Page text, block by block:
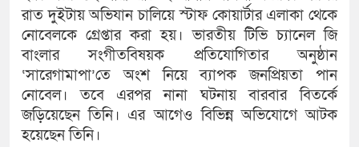
রাত দুইটায় অভিযান চালিয়ে স্টাফ কোয়ার্টার এলাকা থেকে
নোবেলকে গ্রেপ্তার করা হয়। ভারতীয় টিভি চ্যানেল জি
বাংলার সংগীতবিষয়ক প্রতিযোগিতার অনুষ্ঠান
‘সারেগামাপা’তে অংশ নিয়ে ব্যাপক জনপ্রিয়তা পান
নোবেল। তবে এরপর নানা ঘটনায় বারবার বিতর্কে
জড়িয়েছেন তিনি। এর আগেও বিভিন্ন অভিযোগে আটক
হয়েছেন তিনি।